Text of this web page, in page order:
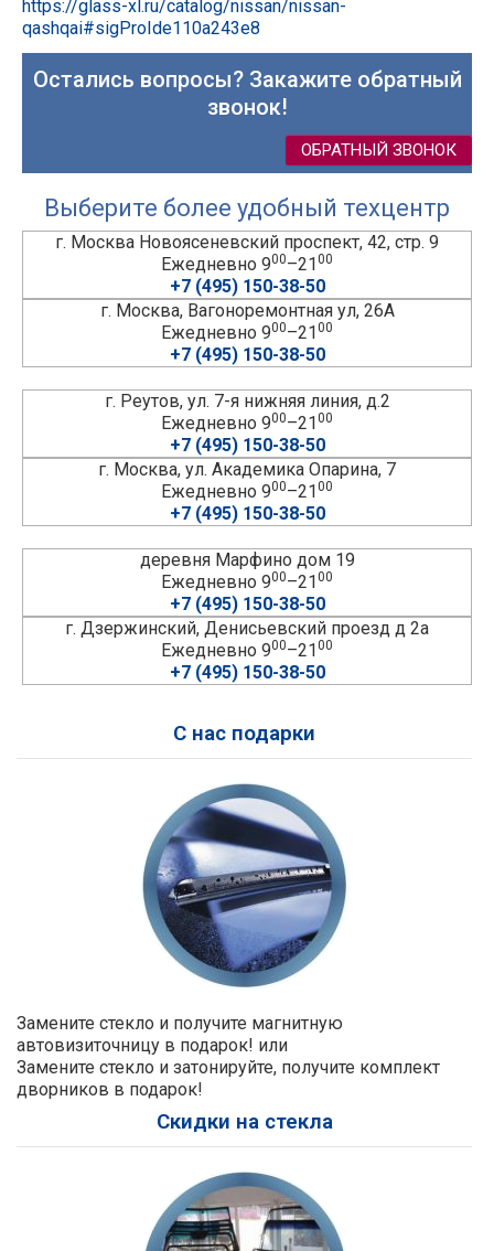
https://glass-xl.ru/catalog/nissan/nissan-
qashqai#sigProIde110a243e8
Остались вопросы? Закажите обратный
звонок!
ОБРАТНЫЙ ЗВОНОК
Выберите более удобный техцентр
г. Москва Новоясеневский проспект, 42, стр. 9
Ежедневно 900–21 00
+7 (495) 150-38-50
г. Москва, Вагоноремонтная ул, 26А
Ежедневно 900–21 00
+7 (495) 150-38-50
г. Реутов, ул. 7-я нижняя линия, д.2
Ежедневно 900–21 00
+7 (495) 150-38-50
г. Москва, ул. Академика Опарина, 7
Ежедневно 900–21 00
+7 (495) 150-38-50
деревня Марфино дом 19
Ежедневно 900–21 00
+7 (495) 150-38-50
г. Дзержинский, Денисьевский проезд д 2а
Ежедневно 900–21 00
+7 (495) 150-38-50
С нас подарки
Замените стекло и получите магнитную
автовизиточницу в подарок! или
Замените стекло и затонируйте, получите комплект
дворников в подарок!
Скидки на стекла